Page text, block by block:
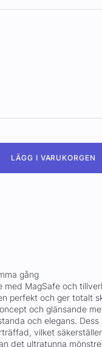
LÄGG I VARUKORGEN
gång
med MagSafe och
perfekt och ger totalt
och glänsande
och elegans. Dess
vilket
det ultratunna